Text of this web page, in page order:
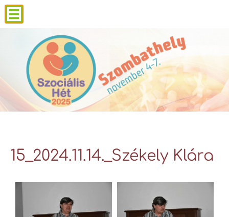
15_2024.11.14._Székely Klára